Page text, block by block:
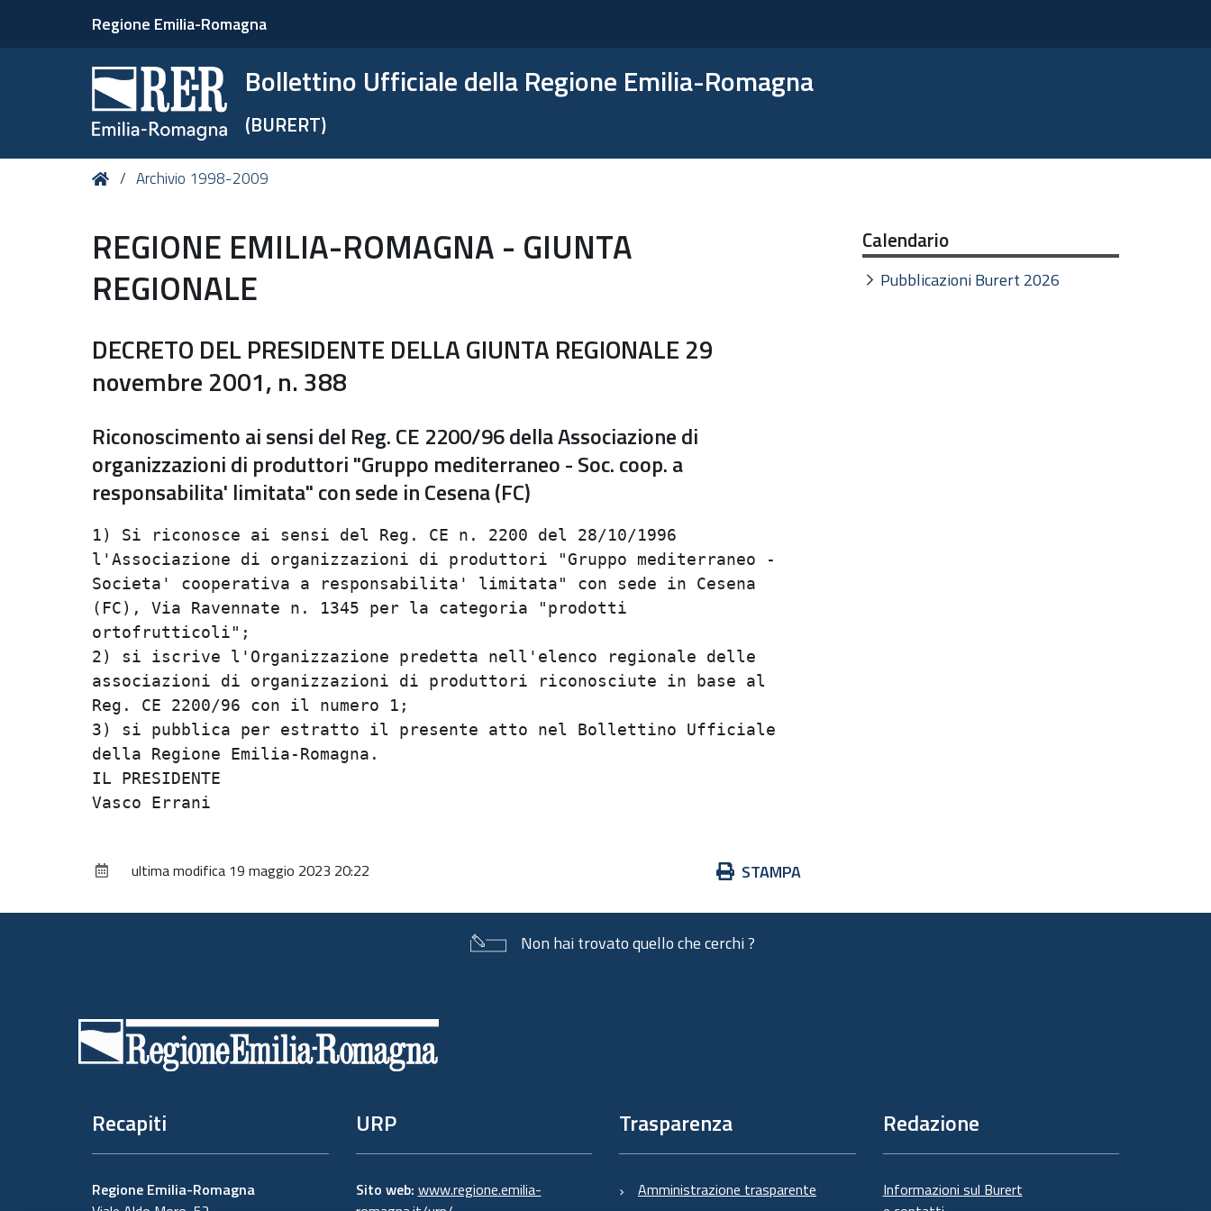
Regione Emilia-Romagna
Bollettino Ufficiale della Regione Emilia-Romagna
(BURERT)
Tu HomeArchivio 1998-2009
REGIONE EMILIA-ROMAGNA - GIUNTA
REGIONALE
DECRETO DEL PRESIDENTE DELLA GIUNTA REGIONALE 29
novembre 2001, n. 388
Riconoscimento ai sensi del Reg. CE 2200/96 della Associazione di
organizzazioni di produttori "Gruppo mediterraneo - Soc. coop. a
responsabilita' limitata" con sede in Cesena (FC)
1) Si riconosce ai sensi del Reg. CE n. 2200 del 28/10/1996
l'Associazione di organizzazioni di produttori "Gruppo mediterraneo -
Societa' cooperativa a responsabilita' limitata" con sede in Cesena
(FC), Via Ravennate n. 1345 per la categoria "prodotti
ortofrutticoli";
2) si iscrive l'Organizzazione predetta nell'elenco regionale delle
associazioni di organizzazioni di produttori riconosciute in base al
Reg. CE 2200/96 con il numero 1;
3) si pubblica per estratto il presente atto nel Bollettino Ufficiale
della Regione Emilia-Romagna.
IL PRESIDENTE
Azioni
documento
STAMPA
ultima modifica 19 maggio 2023 20:22
Calendario
Pubblicazioni Burert 2026
Non hai trovato quello che cerchi ?
Recapiti
Regione Emilia-Romagna
URP
Sito web: www.regione.emilia-
Trasparenza
Amministrazione trasparente
Redazione
Informazioni sul Burert